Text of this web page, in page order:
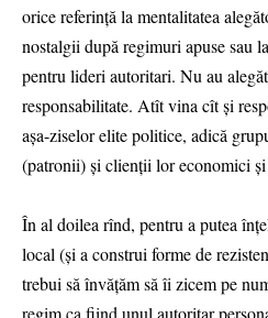
orice referință la mentalitatea
nostalgii după regimuri apuse sau
pentru lideri autoritari. Nu au
responsabilitate. Atît vina cît și
așa-ziselor elite politice, adică
(patronii) și clienții lor economici
În al doilea rînd, pentru a putea
local (și a construi forme de
trebui să învățăm să îi zicem pe